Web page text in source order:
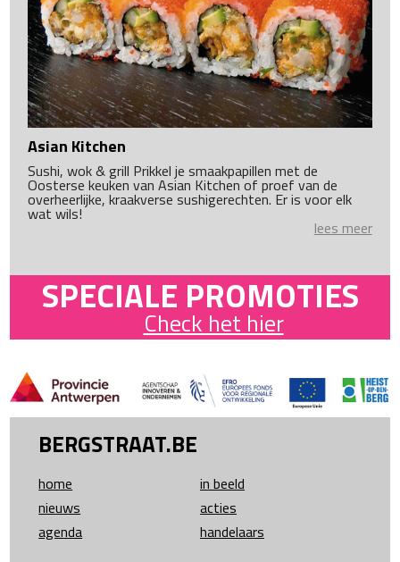
Asian Kitchen
Sushi, wok & grill Prikkel je smaakpapillen met de
Oosterse keuken van Asian Kitchen of proef van de
overheerlijke, kraakverse sushigerechten. Er is voor elk
wat wils!
lees meer
SPECIALE PROMOTIES
Check het hier
BERGSTRAAT.BE
home
in beeld
nieuws
acties
agenda
handelaars